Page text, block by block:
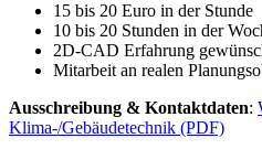
15 bis 20 Euro in der Stunde
10 bis 20 Stunden in der
2D-CAD Erfahrung
Mitarbeit an realen
Ausschreibung & Kontaktdaten:
Klima-/Gebäudetechnik (PDF)